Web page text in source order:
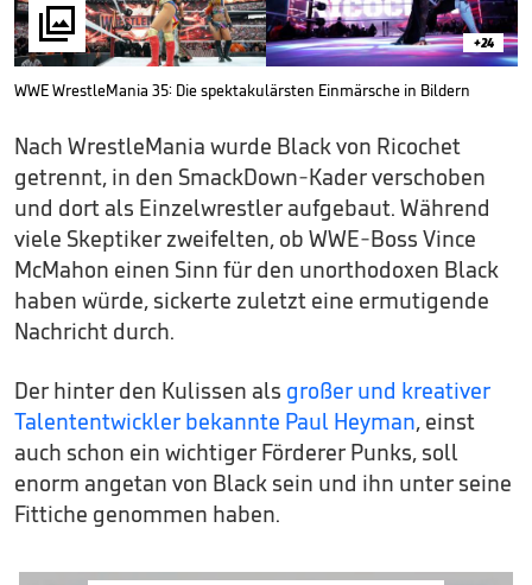
 +24
WWE WrestleMania 35: Die spektakulärsten Einmärsche in Bildern
Nach WrestleMania wurde Black von Ricochet
getrennt, in den SmackDown-Kader verschoben
und dort als Einzelwrestler aufgebaut. Während
viele Skeptiker zweifelten, ob WWE-Boss Vince
McMahon einen Sinn für den unorthodoxen Black
haben würde, sickerte zuletzt eine ermutigende
Nachricht durch.
Der hinter den Kulissen als großer und kreativer
Talententwickler bekannte Paul Heyman, einst
auch schon ein wichtiger Förderer Punks, soll
enorm angetan von Black sein und ihn unter seine
Fittiche genommen haben.